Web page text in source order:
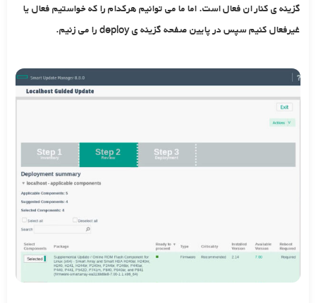
گزینه ی کنار ان فعال است. اما ما می توانیم هرکدام را که خواستیم فعال یا
غیرفعال کنیم سپس در پایین صفحه گزینه ی deploy را می زنیم.